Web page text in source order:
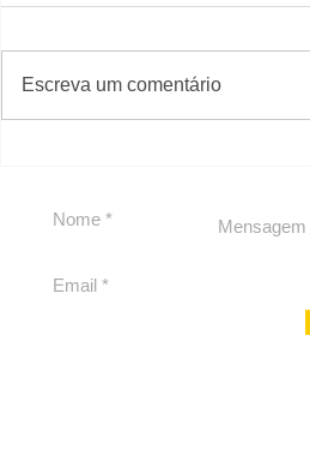
Escreva um comentário
#Sugestões